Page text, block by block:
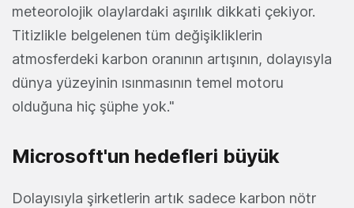
meteorolojik olaylardaki aşırılık dikkati çekiyor.
Titizlikle belgelenen tüm değişikliklerin
atmosferdeki karbon oranının artışının, dolayısyla
dünya yüzeyinin ısınmasının temel motoru
olduğuna hiç şüphe yok."
Microsoft'un hedefleri büyük
Dolayısıyla şirketlerin artık sadece karbon nötr